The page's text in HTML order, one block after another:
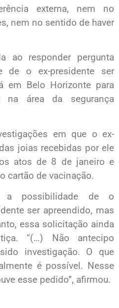
externa, nem no
nem no sentido de haver
ao responder pergunta
de o ex-presidente ser
em Belo Horizonte para
na área da segurança
em que o ex-
joias recebidas por ele
atos de 8 de janeiro e
cartão de vacinação.
a possibilidade de o
ser apreendido, mas
essa solicitação ainda
“(…) Não antecipo
investigação. O que
é possível. Nesse
esse pedido”, afirmou.